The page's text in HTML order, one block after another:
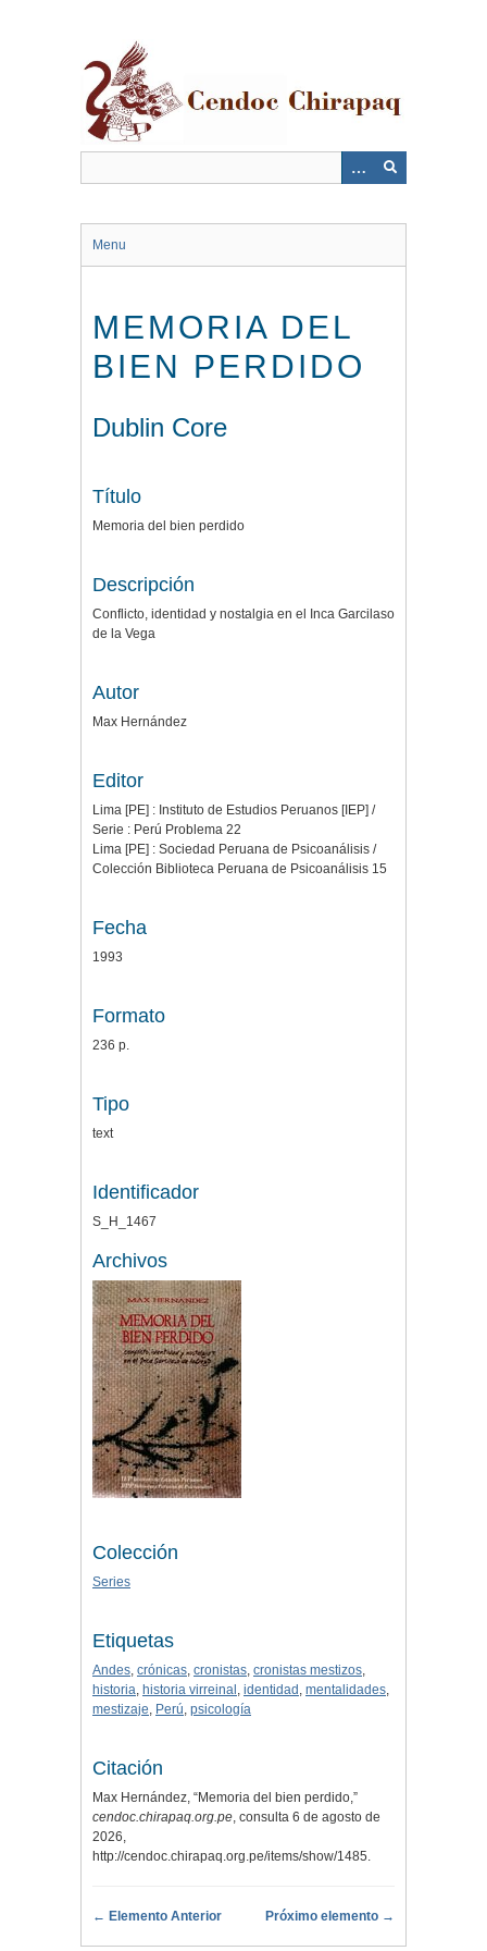
Menu
MEMORIA DEL
BIEN PERDIDO
Dublin Core
Título
Memoria del bien perdido
Descripción
Conflicto, identidad y nostalgia en el Inca Garcilaso
de la Vega
Autor
Max Hernández
Editor
Lima [PE] : Instituto de Estudios Peruanos [IEP] /
Serie : Perú Problema 22
Lima [PE] : Sociedad Peruana de Psicoanálisis /
Colección Biblioteca Peruana de Psicoanálisis 15
Fecha
1993
Formato
236 p.
Tipo
text
Identificador
S_H_1467
Archivos
Colección
Series
Etiquetas
Andes, crónicas, cronistas, cronistas mestizos,
historia, historia virreinal , identidad , mentalidades,
mestizaje, Perú, psicología
Citación
Max Hernández, “Memoria del bien perdido,”
cendoc.chirapaq.org.pe, consulta 6 de agosto de
2026,
http://cendoc.chirapaq.org.pe/items/show/1485.
← Elemento Anterior Próximo elemento →